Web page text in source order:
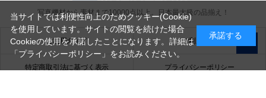
写真機材から素材まで10000点以上。 日本最大級の品揃え！
ご利用ガイド ご利用規約
特定商取引法に基づく表示 プライバシーポリシー
当サイトでは利便性向上のためクッキー(Cookie)
を使用しています。サイトの閲覧を続けた場合
Cookieの使用を承諾したことになります。詳細は
「プライバシーポリシー」 をお読みください。
承諾する